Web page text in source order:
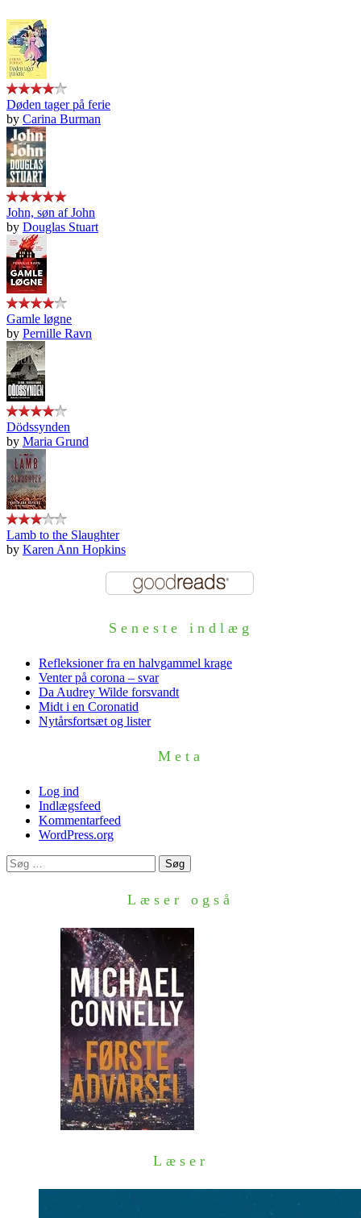
Døden tager på ferie
by Carina Burman
John, søn af John
by Douglas Stuart
Gamle løgne
by Pernille Ravn
Dödssynden
by Maria Grund
Lamb to the Slaughter
by Karen Ann Hopkins
Seneste indlæg
Refleksioner fra en halvgammel krage
Venter på corona – svar
Da Audrey Wilde forsvandt
Midt i en Coronatid
Nytårsfortsæt og lister
Meta
Log ind
Indlægsfeed
Kommentarfeed
WordPress.org
Søg
efter:
Læser også
Læser